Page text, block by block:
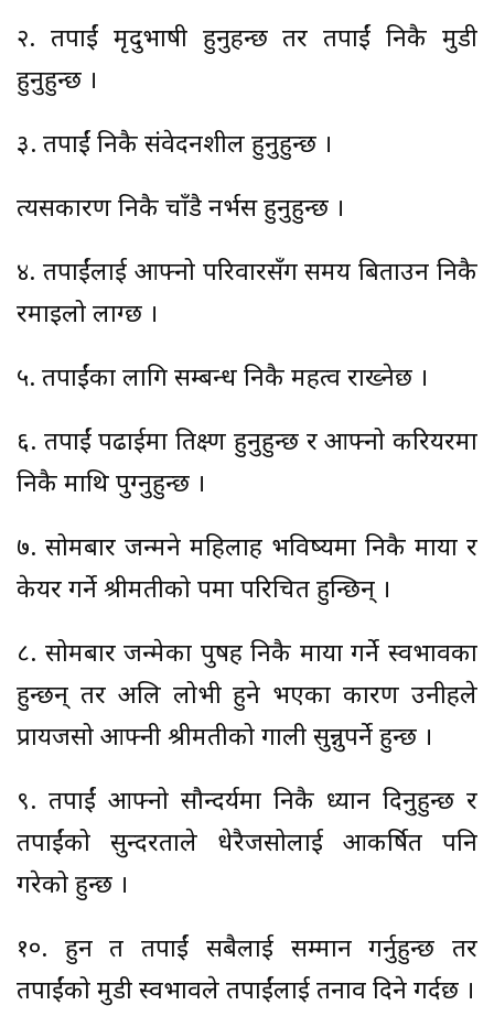
२. तपाईं मृदुभाषी हुनुहन्छ तर तपाईं निकै मुडी
हुनुहुन्छ ।
३. तपाईं निकै संवेदनशील हुनुहुन्छ ।
त्यसकारण निकै चाँडै नर्भस हुनुहुन्छ ।
४. तपाईंलाई आफ्नो परिवारसँग समय बिताउन निकै
रमाइलो लाग्छ ।
५. तपाईंका लागि सम्बन्ध निकै महत्व राख्नेछ ।
६. तपाईं पढाईमा तिक्ष्ण हुनुहुन्छ र आफ्नो करियरमा
निकै माथि पुग्नुहुन्छ ।
७. सोमबार जन्मने महिलाहरु भविष्यमा निकै माया र
केयर गर्ने श्रीमतीको रुपमा परिचित हुन्छिन् ।
८. सोमबार जन्मेका पुरुषहरु निकै माया गर्ने स्वभावका
हुन्छन् तर अलि लोभी हुने भएका कारण उनीहरुले
प्रायजसो आफ्नी श्रीमतीको गाली सुन्नुपर्ने हुन्छ ।
९. तपाईं आफ्नो सौन्दर्यमा निकै ध्यान दिनुहुन्छ र
तपाईंको सुन्दरताले धेरैजसोलाई आकर्षित पनि
गरेको हुन्छ ।
१०. हुन त तपाईं सबैलाई सम्मान गर्नुहुन्छ तर
तपाईंको मुडी स्वभावले तपाईंलाई तनाव दिने गर्दछ ।